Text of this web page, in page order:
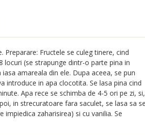
Preparare: Fructele se culeg tinere, cind
locuri (se strapunge dintr-o parte pina in
amareala din ele. Dupa aceea, se pun
introduce in apa clocotita. Se lasa pina cind
Apa rece se schimba de 4-5 ori pe zi, si,
in strecuratoare fara saculet, se lasa sa
zaharisirea) si cu vanilia. Se